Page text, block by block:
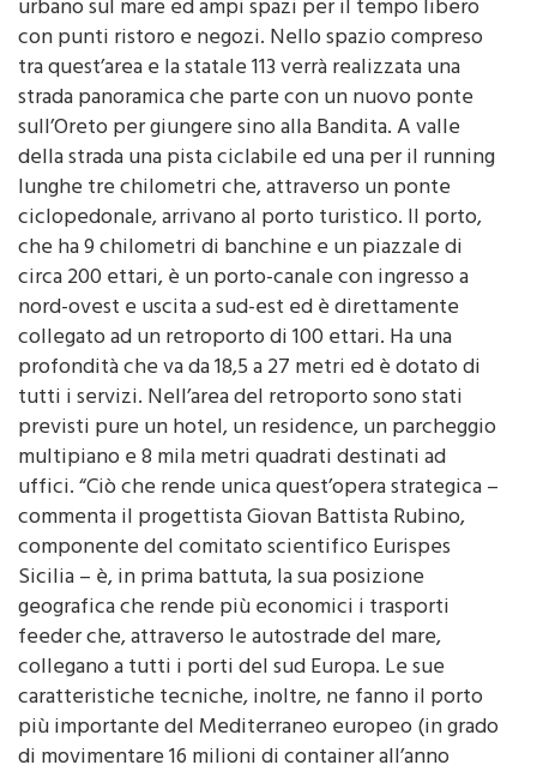
urbano sul mare ed ampi spazi per il tempo libero
con punti ristoro e negozi. Nello spazio compreso
tra quest’area e la statale 113 verrà realizzata una
strada panoramica che parte con un nuovo ponte
sull’Oreto per giungere sino alla Bandita. A valle
della strada una pista ciclabile ed una per il running
lunghe tre chilometri che, attraverso un ponte
ciclopedonale, arrivano al porto turistico. Il porto,
che ha 9 chilometri di banchine e un piazzale di
circa 200 ettari, è un porto-canale con ingresso a
nord-ovest e uscita a sud-est ed è direttamente
collegato ad un retroporto di 100 ettari. Ha una
profondità che va da 18,5 a 27 metri ed è dotato di
tutti i servizi. Nell’area del retroporto sono stati
previsti pure un hotel, un residence, un parcheggio
multipiano e 8 mila metri quadrati destinati ad
uffici. “Ciò che rende unica quest’opera strategica –
commenta il progettista Giovan Battista Rubino,
componente del comitato scientifico Eurispes
Sicilia – è, in prima battuta, la sua posizione
geografica che rende più economici i trasporti
feeder che, attraverso le autostrade del mare,
collegano a tutti i porti del sud Europa. Le sue
caratteristiche tecniche, inoltre, ne fanno il porto
più importante del Mediterraneo europeo (in grado
di movimentare 16 milioni di container all’anno